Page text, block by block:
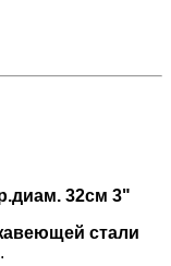
32см 3"
стали